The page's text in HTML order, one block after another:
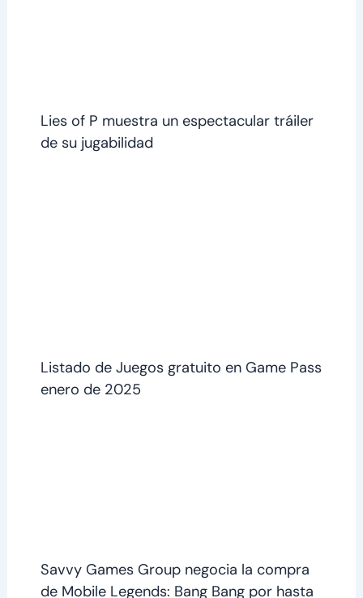
Lies of P muestra un espectacular tráiler
de su jugabilidad
Listado de Juegos gratuito en Game Pass
enero de 2025
Savvy Games Group negocia la compra
de Mobile Legends: Bang Bang por hasta